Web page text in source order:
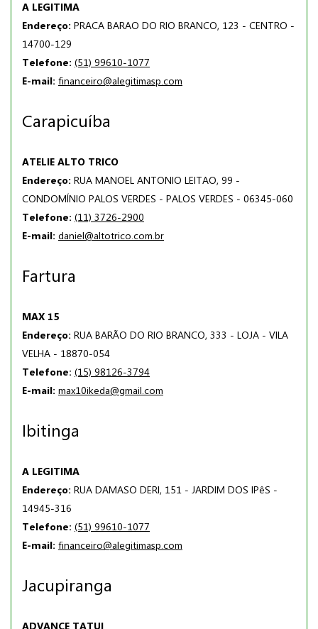
A LEGITIMA
Endereço: PRACA BARAO DO RIO BRANCO, 123 - CENTRO -
14700-129
Telefone: (51) 99610-1077
E-mail: financeiro@alegitimasp.com
Carapicuíba
ATELIE ALTO TRICO
Endereço: RUA MANOEL ANTONIO LEITAO, 99 -
CONDOMÍNIO PALOS VERDES - PALOS VERDES - 06345-060
Telefone: (11) 3726-2900
E-mail: daniel@altotrico.com.br
Fartura
MAX 15
Endereço: RUA BARÃO DO RIO BRANCO, 333 - LOJA - VILA
VELHA - 18870-054
Telefone: (15) 98126-3794
E-mail: max10ikeda@gmail.com
Ibitinga
A LEGITIMA
Endereço: RUA DAMASO DERI, 151 - JARDIM DOS IPêS -
14945-316
Telefone: (51) 99610-1077
E-mail: financeiro@alegitimasp.com
Jacupiranga
ADVANCE TATUI